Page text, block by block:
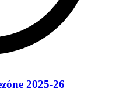
2025-26